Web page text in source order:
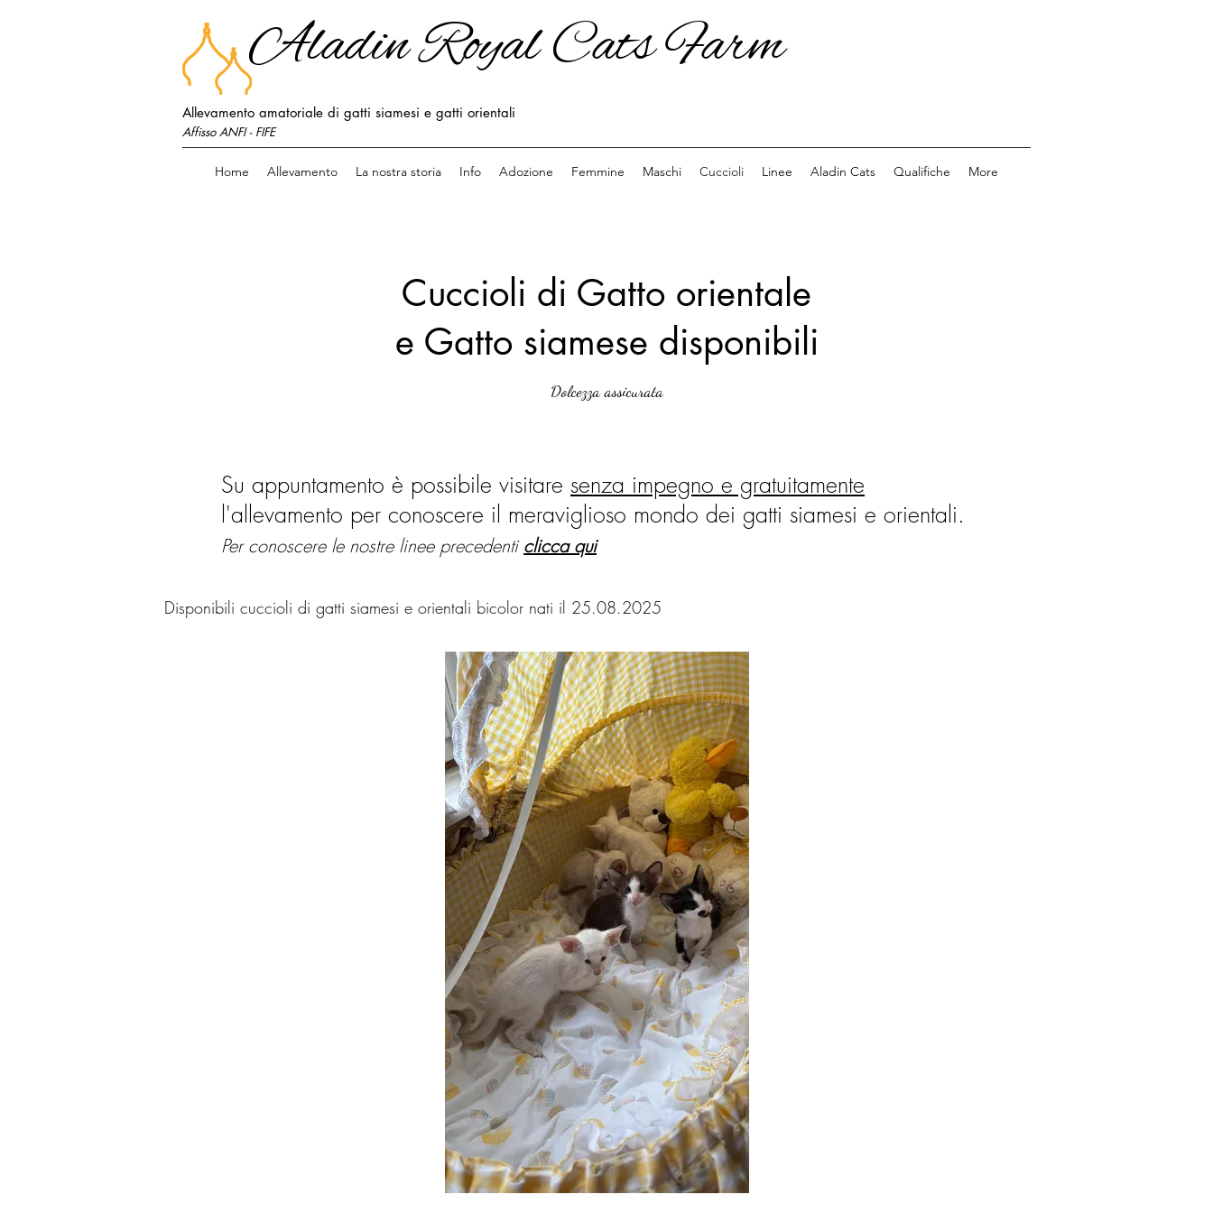
Aladin Royal Cats Farm
Allevamento amatoriale di gatti siamesi e gatti orientali
Affisso ANFI - FIFE
Home Allevamento La nostra storia Info Adozione Femmine Maschi Cuccioli Linee Aladin Cats Qualifiche More
Cuccioli di Gatto orientale
e Gatto siamese disponibili
Dolcezza assicurata
Su appuntamento è possibile visitare senza impegno e gratuitamente
l'allevamento per conoscere il meraviglioso mondo dei gatti siamesi e orientali.
Per conoscere le nostre linee precedenti clicca qui
Disponibili cuccioli di gatti siamesi e orientali bicolor nati il 25.08.2025